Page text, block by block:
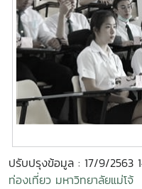
ปรับปรุงข้อมูล : 17/9/2563
ท่องเที่ยว มหาวิทยาลัยแม่โจ้